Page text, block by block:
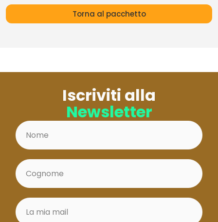
Torna al pacchetto
Iscriviti alla
Newsletter